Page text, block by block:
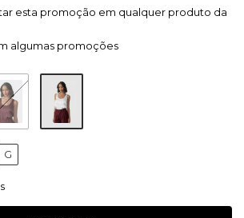
esta promoção em qualquer produto da
algumas promoções
G